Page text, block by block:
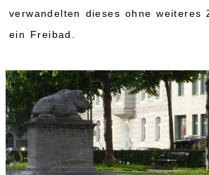
verwandelten dieses ohne
ein Freibad.